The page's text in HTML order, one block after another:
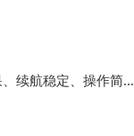
…
续航稳定、操作简洁